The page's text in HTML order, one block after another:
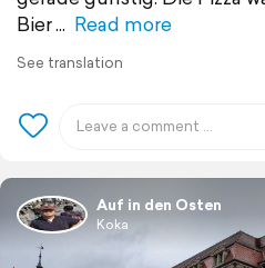
Bier
Read more
See translation
Auf in den Osten
Koka